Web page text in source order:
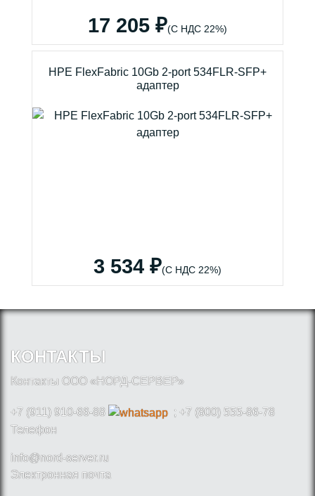
17 205 ₽(С НДС 22%)
HPE FlexFabric 10Gb 2-port 534FLR-SFP+
адаптер
3 534 ₽(С НДС 22%)
КОНТАКТЫ
Контакты ООО «НОРД-СЕРВЕР»
+7 (911) 910-66-88
; +7 (800) 555-86-78
Телефон
info@nord-server.ru
Электронная почта